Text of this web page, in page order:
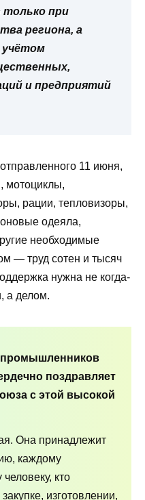
только при
региона, а
и предприятий
11 июня,
мотоциклы,
рации, тепловизоры,
одеяла,
необходимые
— труд сотен и тысяч
нужна не когда-
а делом.
поздравляет
с этой высокой
Она принадлежит
каждому
кто
изготовлении,